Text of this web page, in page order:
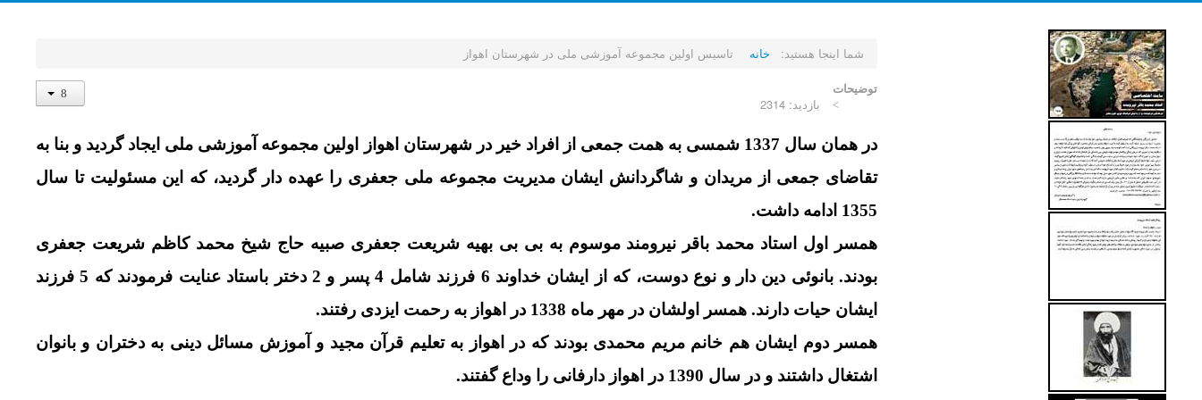
شما اینجا هستید: خانه تاسیس اولین مجموعه آموزشی ملی در شهرستان اهواز
توضیحات
بازدید: 2314
در همان سال 1337 شمسی به همت جمعی از افراد خیر در شهرستان اهواز اولین مجموعه آموزشی ملی ایجاد گردید و بنا به
تقاضای جمعی از مریدان و شاگردانش ایشان مدیریت مجموعه ملی جعفری را عهده دار گردید، که این مسئولیت تا سال
1355 ادامه داشت.
همسر اول استاد محمد باقر نیرومند موسوم به بی بی بهیه شریعت جعفری صبیه حاج شیخ محمد کاظم شریعت جعفری
بودند. بانوئی دین دار و نوع دوست، که از ایشان خداوند 6 فرزند شامل 4 پسر و 2 دختر باستاد عنایت فرمودند که 5 فرزند
ایشان حیات دارند. همسر اولشان در مهر ماه 1338 در اهواز به رحمت ایزدی رفتند.
همسر دوم ایشان هم خانم مریم محمدی بودند که در اهواز به تعلیم قرآن مجید و آموزش مسائل دینی به دختران و بانوان
اشتغال داشتند و در سال 1390 در اهواز دارفانی را وداع گفتند.